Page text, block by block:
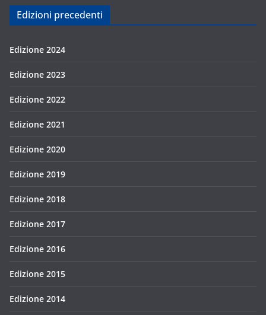
Edizioni precedenti
Edizione 2024
Edizione 2023
Edizione 2022
Edizione 2021
Edizione 2020
Edizione 2019
Edizione 2018
Edizione 2017
Edizione 2016
Edizione 2015
Edizione 2014